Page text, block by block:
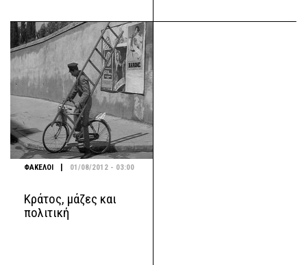
ΦΑΚΕΛΟΙ | 01/08/2012 - 03:00
Κράτος, μάζες και
πολιτική